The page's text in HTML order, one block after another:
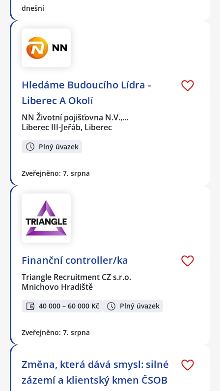
dnešní
Hledáme Budoucího Lídra -
Liberec A Okolí
NN Životní pojišťovna N.V.,…
Liberec III-Jeřáb, Liberec
Plný úvazek
Zveřejněno: 7. srpna
Finanční controller/ka
Triangle Recruitment CZ s.r.o.
Mnichovo Hradiště
40 000 – 60 000 Kč Plný úvazek
Zveřejněno: 7. srpna
Změna, která dává smysl: silné
zázemí a klientský kmen ČSOB